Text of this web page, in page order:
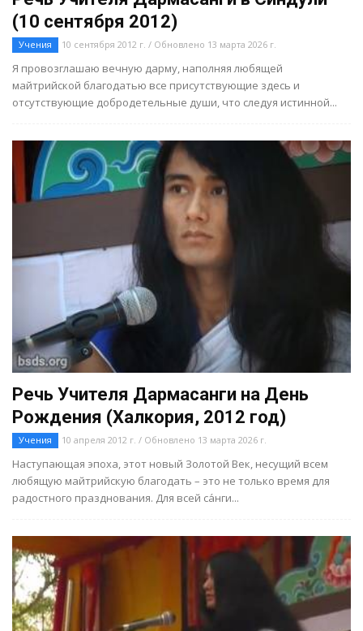
(10 сентября 2012)
Учения 10 сентября 2012 г. / Обновлено 13 марта 2026 г.
Я провозглашаю вечную дарму, наполняя любящей
майтрийской благодатью все присутствующие здесь и
отсутствующие добродетельные души, что следуя истинной...
Речь Учителя Дармасанги на День
Рождения (Халкория, 2012 год)
Учения 10 апреля 2012 г. / Обновлено 13 марта 2026 г.
Наступающая эпоха, этот новый Золотой Век, несущий всем
любящую майтрийскую благодать – это не только время для
радостного празднования. Для всей са́нги...